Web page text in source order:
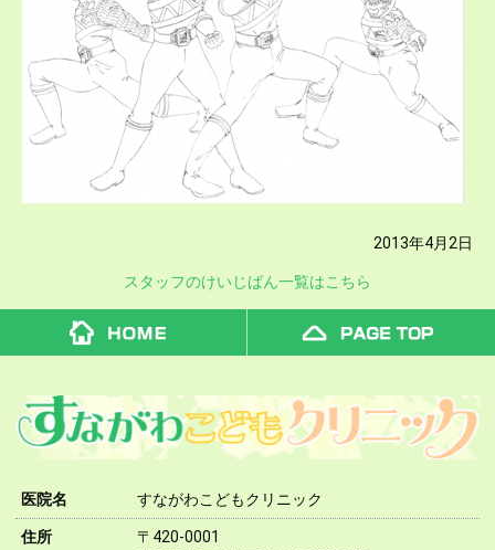
2013年4月2日
スタッフのけいじばん一覧はこちら
医院名 すながわこどもクリニック
住所
〒420-0001